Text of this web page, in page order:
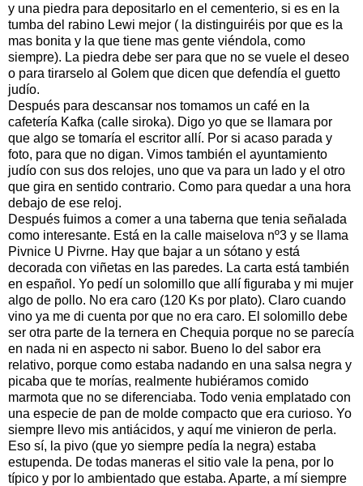
y una piedra para depositarlo en el cementerio, si es en la
tumba del rabino Lewi mejor ( la distinguiréis por que es la
mas bonita y la que tiene mas gente viéndola, como
siempre). La piedra debe ser para que no se vuele el deseo
o para tirarselo al Golem que dicen que defendía el guetto
judío.
Después para descansar nos tomamos un café en la
cafetería Kafka (calle siroka). Digo yo que se llamara por
que algo se tomaría el escritor allí. Por si acaso parada y
foto, para que no digan. Vimos también el ayuntamiento
judío con sus dos relojes, uno que va para un lado y el otro
que gira en sentido contrario. Como para quedar a una hora
debajo de ese reloj.
Después fuimos a comer a una taberna que tenia señalada
como interesante. Está en la calle maiselova nº3 y se llama
Pivnice U Pivrne. Hay que bajar a un sótano y está
decorada con viñetas en las paredes. La carta está también
en español. Yo pedí un solomillo que allí figuraba y mi mujer
algo de pollo. No era caro (120 Ks por plato). Claro cuando
vino ya me di cuenta por que no era caro. El solomillo debe
ser otra parte de la ternera en Chequia porque no se parecía
en nada ni en aspecto ni sabor. Bueno lo del sabor era
relativo, porque como estaba nadando en una salsa negra y
picaba que te morías, realmente hubiéramos comido
marmota que no se diferenciaba. Todo venia emplatado con
una especie de pan de molde compacto que era curioso. Yo
siempre llevo mis antiácidos, y aquí me vinieron de perla.
Eso sí, la pivo (que yo siempre pedía la negra) estaba
estupenda. De todas maneras el sitio vale la pena, por lo
típico y por lo ambientado que estaba. Aparte, a mí siempre